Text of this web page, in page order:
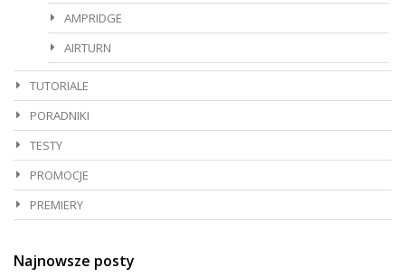
AMPRIDGE
AIRTURN
TUTORIALE
PORADNIKI
TESTY
PROMOCJE
PREMIERY
Najnowsze posty